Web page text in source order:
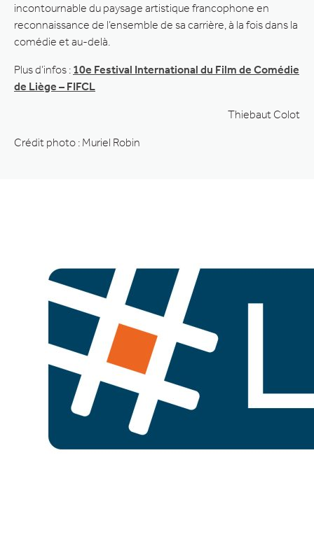
incontournable du paysage artistique francophone en
reconnaissance de l’ensemble de sa carrière, à la fois dans la
comédie et au-delà.
Plus d’infos : 10e Festival International du Film de Comédie
de Liège – FIFCL
Thiebaut Colot
Crédit photo : Muriel Robin